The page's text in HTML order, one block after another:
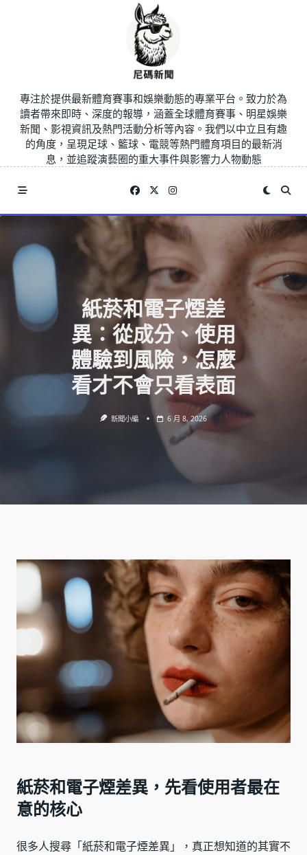
專注於提供最新體育賽事和娛樂動態的專業平台。致力於為
讀者帶來即時、深度的報導，涵蓋全球體育賽事、明星娛樂
新聞、影視資訊及熱門活動分析等內容。我們以中立且有趣
的角度，呈現足球、籃球、電競等熱門體育項目的最新消
息，並追蹤演藝圈的重大事件與影響力人物動態
紙菸和電子煙差
異：從成分、使用
體驗到風險，怎麼
看才不會只看表面
新聞小編 6 月 8, 2026
紙菸和電子煙差異，先看使用者最在
意的核心
很多人搜尋「紙菸和電子煙差異」，真正想知道的其實不